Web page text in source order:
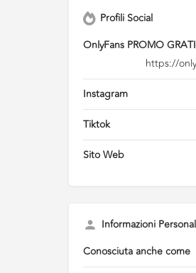
Profili Social
OnlyFans PROMO
https://
Instagram
Tiktok
Sito Web
Informazioni
Conosciuta anche come